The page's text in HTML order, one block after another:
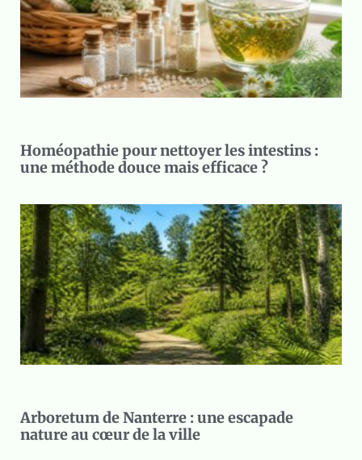
Homéopathie pour nettoyer les intestins :
une méthode douce mais efficace ?
Arboretum de Nanterre : une escapade
nature au cœur de la ville